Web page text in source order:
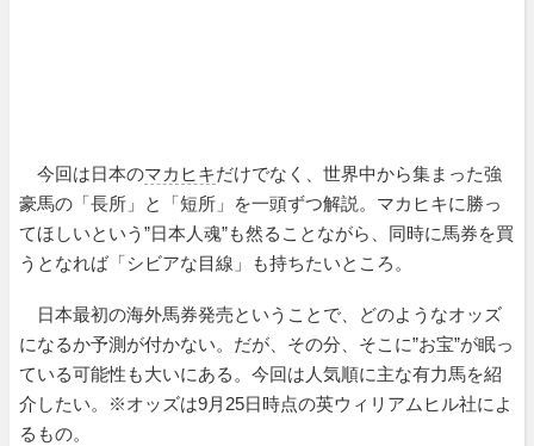
今回は日本のマカヒキだけでなく、世界中から集まった強
豪馬の「長所」と「短所」を一頭ずつ解説。マカヒキに勝っ
てほしいという”日本人魂”も然ることながら、同時に馬券を買
うとなれば「シビアな目線」も持ちたいところ。
日本最初の海外馬券発売ということで、どのようなオッズ
になるか予測が付かない。だが、その分、そこに”お宝”が眠っ
ている可能性も大いにある。今回は人気順に主な有力馬を紹
介したい。※オッズは9月25日時点の英ウィリアムヒル社によ
るもの。